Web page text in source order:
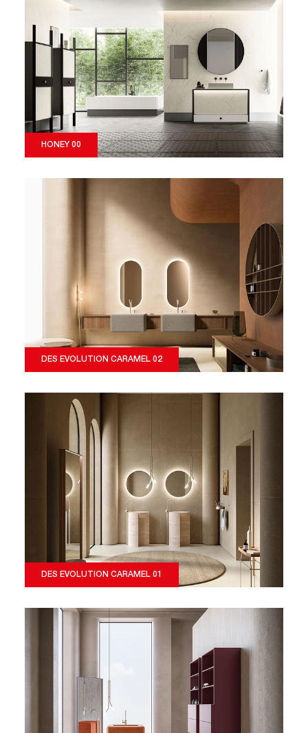
HONEY 00
DES EVOLUTION CARAMEL 02
DES EVOLUTION CARAMEL 01